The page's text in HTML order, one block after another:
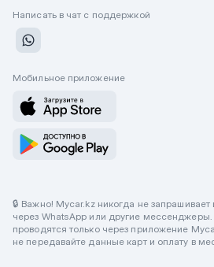
Написать в чат с поддержкой
Мобильное приложение
🔒 Важно! Mycar.kz никогда не
через WhatsApp или другие
проводятся только через приложение
не передавайте данные карт и оплату в